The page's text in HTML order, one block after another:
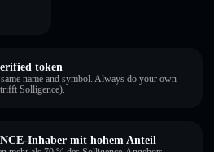
token
name and symbol. Always do your own
Solligence).
Inhaber mit hohem Anteil